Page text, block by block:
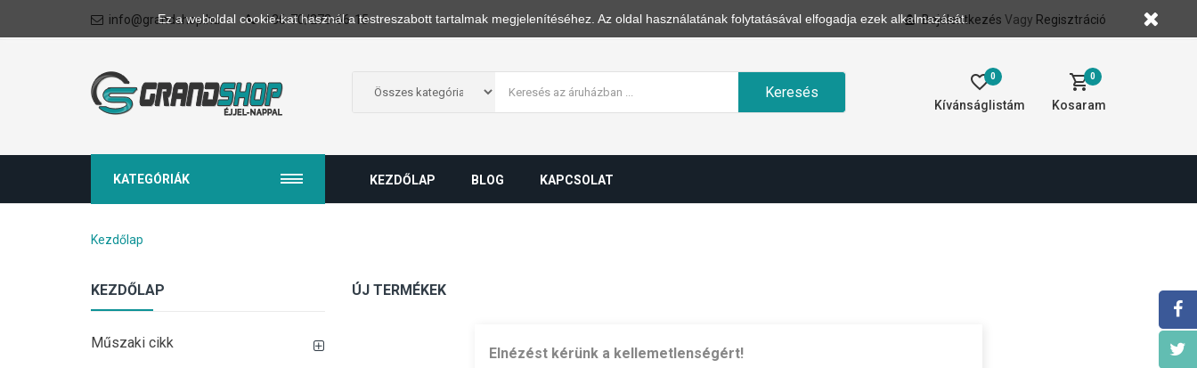
Ez a weboldal cookie-kat használ a testreszabott tartalmak megjelenítéséhez. Az oldal használatának folytatásával elfogadja ezek alkalmazását.
info@grandshop.hu +36-70/273-66-15 Bejelentkezés Vagy Regisztráció
Keresés
0
Kosaram
0
Kívánságlistám
KATEGÓRIÁK KEZDŐLAP BLOG KAPCSOLAT
Kezdőlap
KEZDŐLAP
Műszaki cikk
ÚJ TERMÉKEK
Elnézést kérünk a kellemetlenségért!